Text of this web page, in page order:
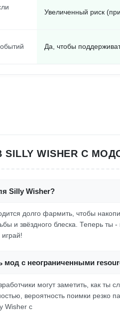
Увеличенный риск
Да, чтобы
WISHER С
Silly Wisher?
долго фармить, чтобы
и звёздного блеска. Теперь ты
мод с неограниченными
могут заметить, как ты
вероятность поимки резко
Wisher с